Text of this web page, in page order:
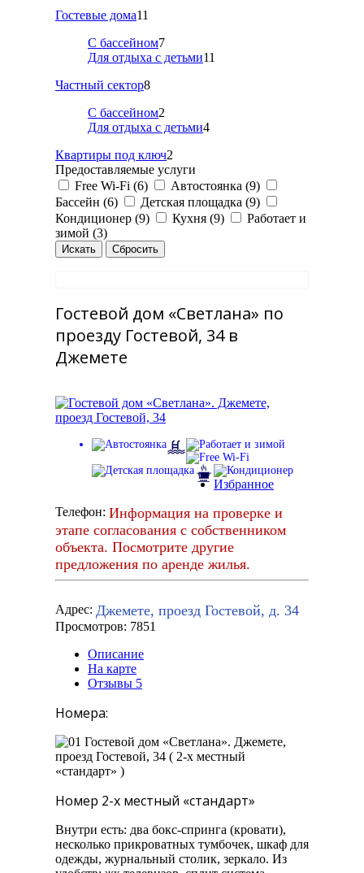
Гостевые дома11
С бассейном7
Для отдыха с детьми11
Частный сектор8
С бассейном2
Для отдыха с детьми4
Квартиры под ключ2
Предоставляемые услуги
Free Wi-Fi (6)
Автостоянка (9)
Бассейн (6)
Детская площадка (9)
Кондиционер (9)
Кухня (9)
Работает и
зимой (3)
Гостевой дом «Светлана» по
проезду Гостевой, 34 в
Джемете
Избранное
Телефон: Информация на проверке и
этапе согласования с собственником
объекта. Посмотрите другие
предложения по аренде жилья.
Адрес: Джемете, проезд Гостевой, д. 34
Просмотров: 7851
Описание
На карте
Отзывы 5
Номера:
Номер 2-х местный «стандарт»
Внутри есть: два бокс-спринга (кровати),
несколько прикроватных тумбочек, шкаф для
одежды, журнальный столик, зеркало. Из